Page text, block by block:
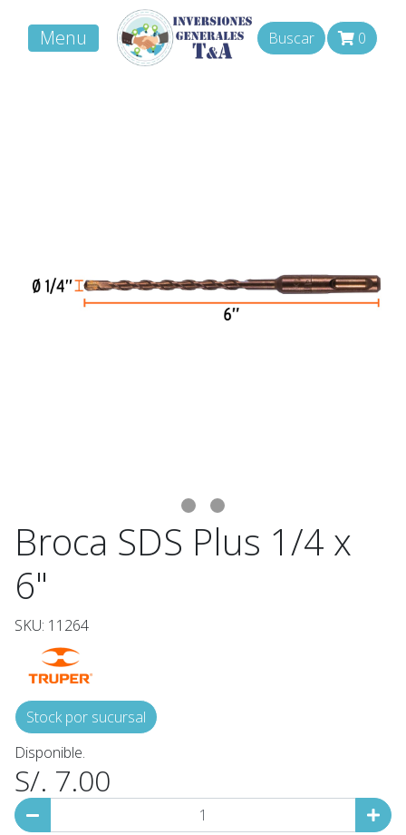
Menu Buscar 0
Broca SDS Plus 1/4 x
6"
SKU: 11264
Stock por sucursal
Disponible.
S/. 7.00